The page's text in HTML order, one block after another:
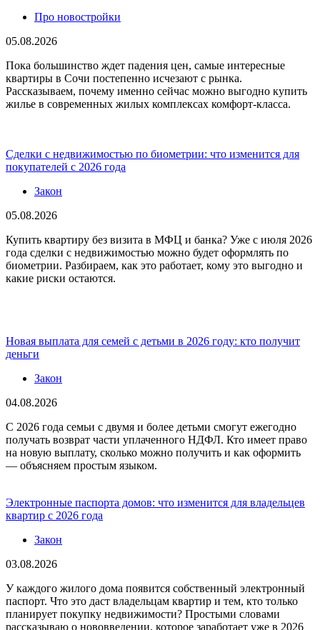
Про новостройки
05.08.2026
Пока большинство ждет падения цен, самые интересные
квартиры в Сочи постепенно исчезают с рынка.
Рассказываем, почему именно сейчас можно выгодно купить
жилье в современных жилых комплексах комфорт-класса.
Сделки с недвижимостью по биометрии: что изменится для
покупателей с 2026 года
Закон
05.08.2026
Купить квартиру без визита в МФЦ и банка? Уже с июля 2026
года сделки с недвижимостью можно будет оформлять по
биометрии. Разбираем, как это работает, кому это выгодно и
какие риски остаются.
Новая выплата для семей с детьми в 2026 году: кто получит
деньги
Закон
04.08.2026
С 2026 года семьи с двумя и более детьми смогут ежегодно
получать возврат части уплаченного НДФЛ. Кто имеет право
на новую выплату, сколько можно получить и как оформить
— объясняем простым языком.
Электронные паспорта домов: что изменится для владельцев
квартир с 2026 года
Закон
03.08.2026
У каждого жилого дома появится собственный электронный
паспорт. Что это даст владельцам квартир и тем, кто только
планирует покупку недвижимости? Простыми словами
рассказываю о нововведении, которое заработает уже в 2026